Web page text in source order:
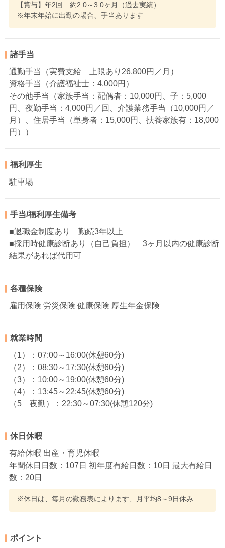
【賞与】年2回 約2.0～3.0ヶ月（過去実績）
※年末年始に出勤の場合、手当あります
諸手当
通勤手当（実費支給 上限あり26,800円／月）
資格手当（介護福祉士：4,000円）
その他手当（家族手当：配偶者：10,000円、子：5,000
円、夜勤手当：4,000円／回、介護業務手当（10,000円／
月）、住居手当（単身者：15,000円、扶養家族有：18,000
円））
福利厚生
駐車場
手当/福利厚生備考
■退職金制度あり 勤続3年以上
■採用時健康診断あり（自己負担） 3ヶ月以内の健康診断
結果があれば代用可
各種保険
雇用保険 労災保険 健康保険 厚生年金保険
就業時間
（1）：07:00～16:00(休憩60分)
（2）：08:30～17:30(休憩60分)
（3）：10:00～19:00(休憩60分)
（4）：13:45～22:45(休憩60分)
（5 夜勤）：22:30～07:30(休憩120分)
休日休暇
有給休暇 出産・育児休暇
年間休日日数：107日 初年度有給日数：10日 最大有給日
数：20日
※休日は、毎月の勤務表によります、月平均8～9日休み
ポイント